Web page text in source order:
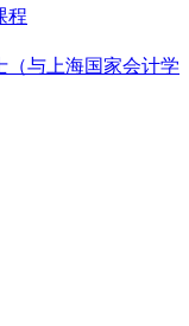
程
（与上海国家会计学